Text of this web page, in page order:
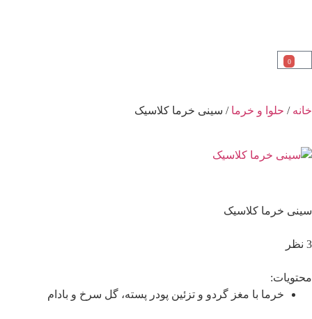
0
خانه / حلوا و خرما / سینی خرما کلاسیک
سینی خرما کلاسیک
3 نظر
محتویات:
خرما با مغز گردو و تزئین پودر پسته، گل سرخ و بادام